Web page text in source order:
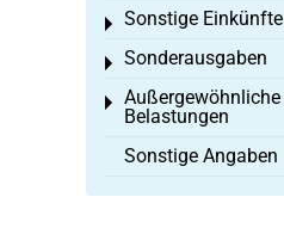
Sonstige Einkünfte
Toggle menu
Sonderausgaben
Toggle menu
Außergewöhnliche
Belastungen
Toggle menu
Sonstige Angaben